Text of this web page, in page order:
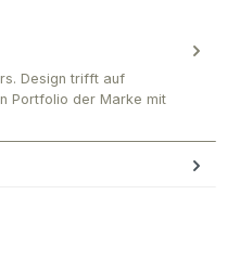
Design trifft auf
Portfolio der Marke mit